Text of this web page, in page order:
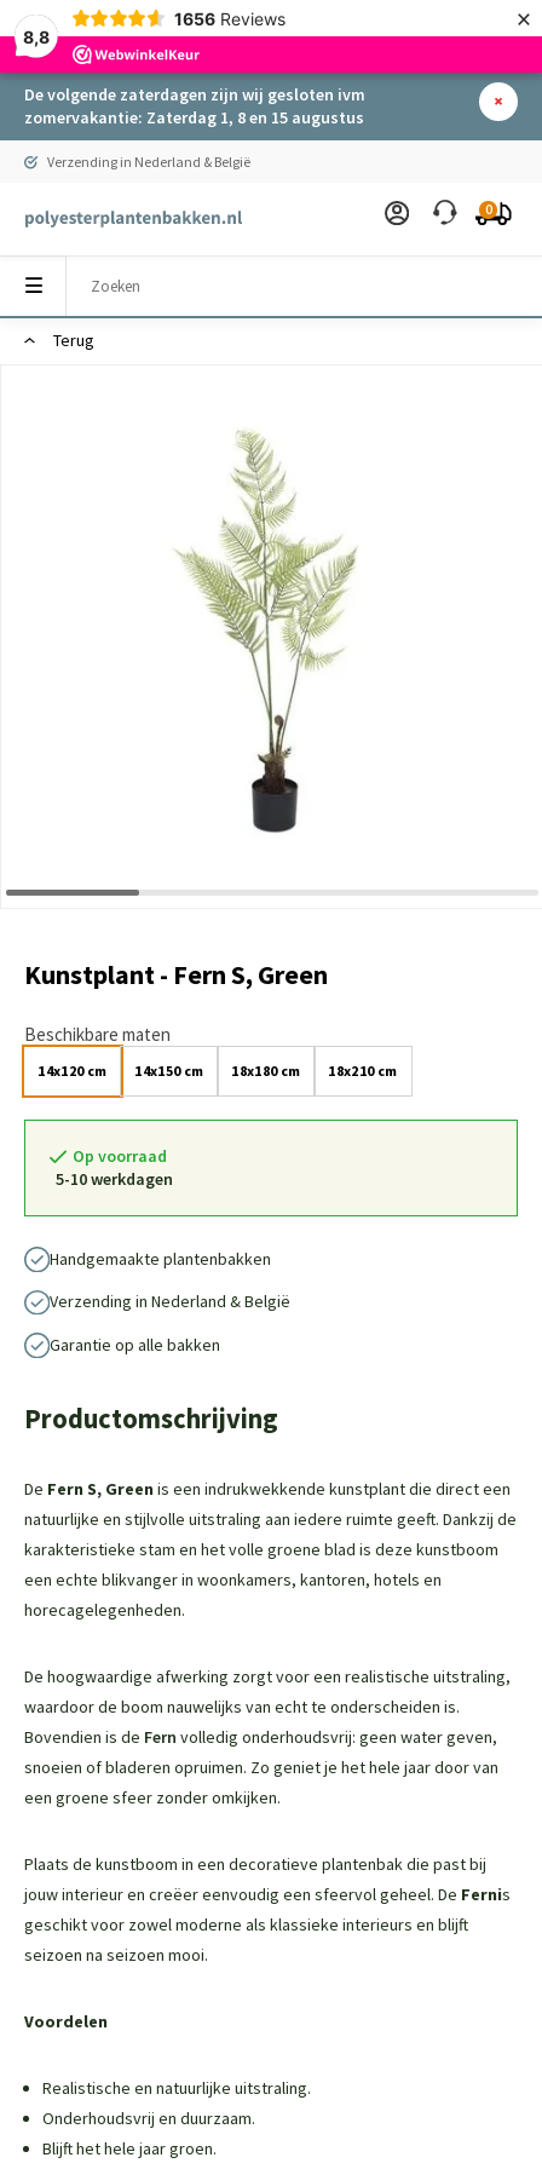
8,8
1656 Reviews ×
De volgende zaterdagen zijn wij gesloten ivm
zomervakantie: Zaterdag 1, 8 en 15 augustus
Verzending in Nederland & België
0
Terug
Kunstplant - Fern S, Green
Beschikbare maten
14x120 cm 14x150 cm 18x180 cm 18x210 cm
Op voorraad
5-10 werkdagen
Handgemaakte plantenbakken
Verzending in Nederland & België
Garantie op alle bakken
Productomschrijving
De Fern S, Green is een indrukwekkende kunstplant die direct een
natuurlijke en stijlvolle uitstraling aan iedere ruimte geeft. Dankzij de
karakteristieke stam en het volle groene blad is deze kunstboom
een echte blikvanger in woonkamers, kantoren, hotels en
horecagelegenheden.
De hoogwaardige afwerking zorgt voor een realistische uitstraling,
waardoor de boom nauwelijks van echt te onderscheiden is.
Bovendien is de Fern volledig onderhoudsvrij: geen water geven,
snoeien of bladeren opruimen. Zo geniet je het hele jaar door van
een groene sfeer zonder omkijken.
Plaats de kunstboom in een decoratieve plantenbak die past bij
jouw interieur en creëer eenvoudig een sfeervol geheel. De Fernis
geschikt voor zowel moderne als klassieke interieurs en blijft
seizoen na seizoen mooi.
Voordelen
Realistische en natuurlijke uitstraling.
Onderhoudsvrij en duurzaam.
Blijft het hele jaar groen.